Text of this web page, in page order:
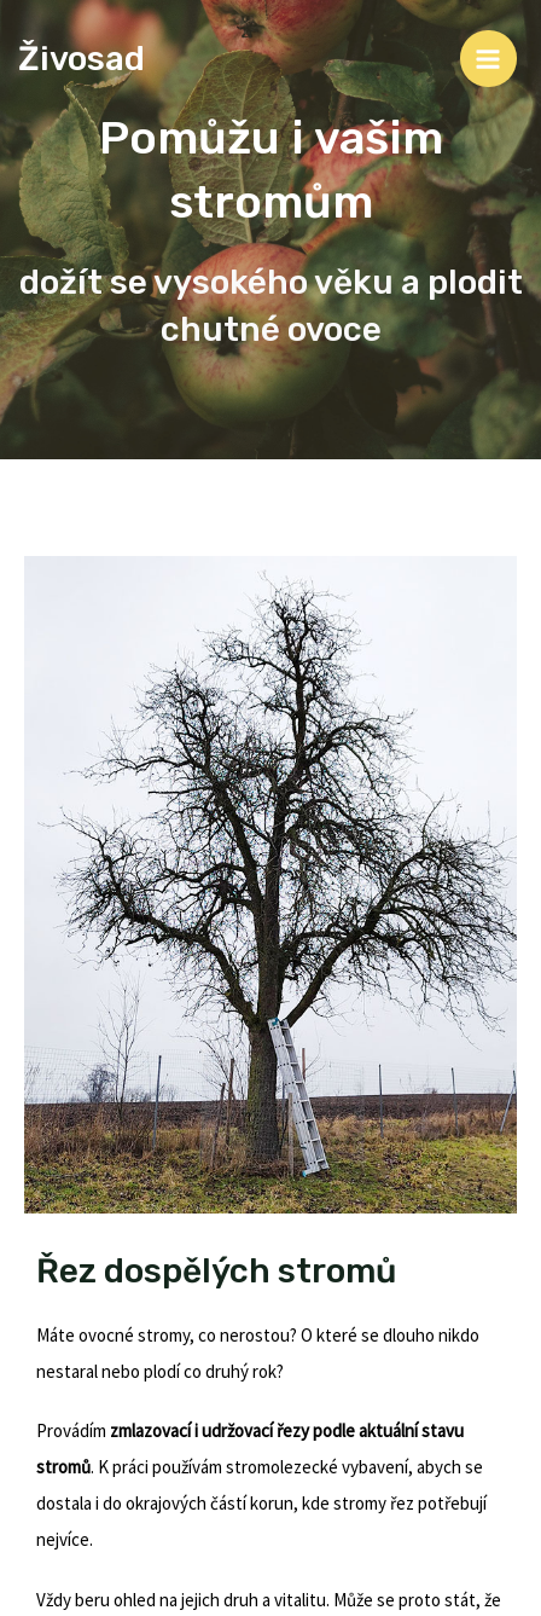
content
Živosad
Main
Pomůžu i vašim
stromům
dožít se vysokého věku a plodit
chutné ovoce
Řez dospělých stromů
Máte ovocné stromy, co nerostou? O které se dlouho nikdo
nestaral nebo plodí co druhý rok?
Provádím zmlazovací i udržovací řezy podle aktuální stavu
stromů. K práci používám stromolezecké vybavení, abych se
dostala i do okrajových částí korun, kde stromy řez potřebují
nejvíce.
Vždy beru ohled na jejich druh a vitalitu. Může se proto stát, že